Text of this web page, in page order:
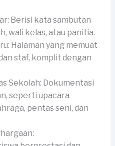
Berisi kata sambutan
wali kelas, atau panitia.
Halaman yang memuat
staf, komplit dengan
Sekolah: Dokumentasi
seperti upacara
pentas seni, dan